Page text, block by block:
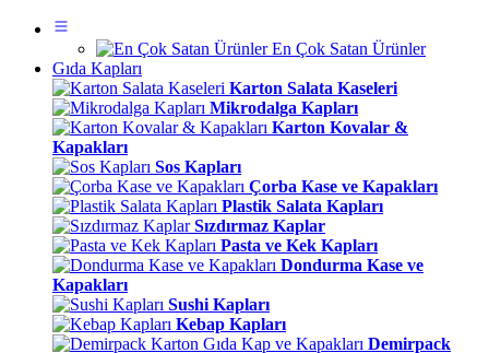
En Çok Satan Ürünler
Gıda Kapları
Karton Salata Kaseleri
Mikrodalga Kapları
Karton Kovalar &
Kapakları
Sos Kapları
Çorba Kase ve Kapakları
Plastik Salata Kapları
Sızdırmaz Kaplar
Pasta ve Kek Kapları
Dondurma Kase ve
Kapakları
Sushi Kapları
Kebap Kapları
Demirpack